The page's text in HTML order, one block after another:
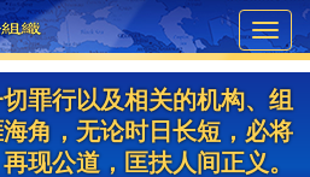
罪行以及相关的机构、组
角，无论时日长短，必将
现公道，匡扶人间正义。